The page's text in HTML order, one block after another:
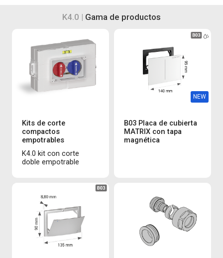
K4.0 | Gama de productos
Kits de corte
compactos
empotrables
K4.0 kit con corte
doble empotrable
NEW
B03 Placa de cubierta
MATRIX con tapa
magnética